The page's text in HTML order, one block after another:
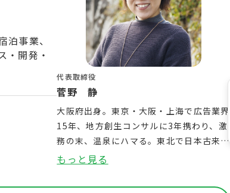
事業、
・開発・
代表取締役
菅野 静
大阪府出身。東京・大阪・上海で広告業界
15年、地方創生コンサルに3年携わり、激
務の末、温泉にハマる。東北で日本古来の
養生法だった湯治に出会い、2019年別府
2023年湯治ぐらし株式会社を設立。 シェ
もっと見る